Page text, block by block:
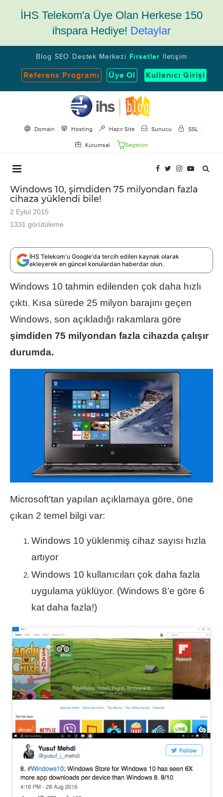
İHS Telekom'a Üye Olan Herkese 150
ihspara Hediye! Detaylar
Blog SEO Destek Merkezi Fırsatlar İletişim
Referans Programı Üye Ol Kullanıcı Girişi
Domain Hosting Hazır Site Sunucu SSL
Kurumsal Sepetim
Windows 10, şimdiden 75 milyondan fazla
cihaza yüklendi bile!
2 Eylül 2015
1331 görütüleme
İHS Telekom'u Google'da tercih edilen kaynak olarak
ekleyerek en güncel konulardan haberdar olun.
Windows 10 tahmin edilenden çok daha hızlı
çıktı. Kısa sürede 25 milyon barajını geçen
Windows, son açıkladığı rakamlara göre
şimdiden 75 milyondan fazla cihazda çalışır
durumda.
Microsoft’tan yapılan açıklamaya göre, öne
çıkan 2 temel bilgi var:
Windows 10 yüklenmiş cihaz sayısı hızla
artıyor
Windows 10 kullanıcıları çok daha fazla
uygulama yüklüyor. (Windows 8’e göre 6
kat daha fazla!)